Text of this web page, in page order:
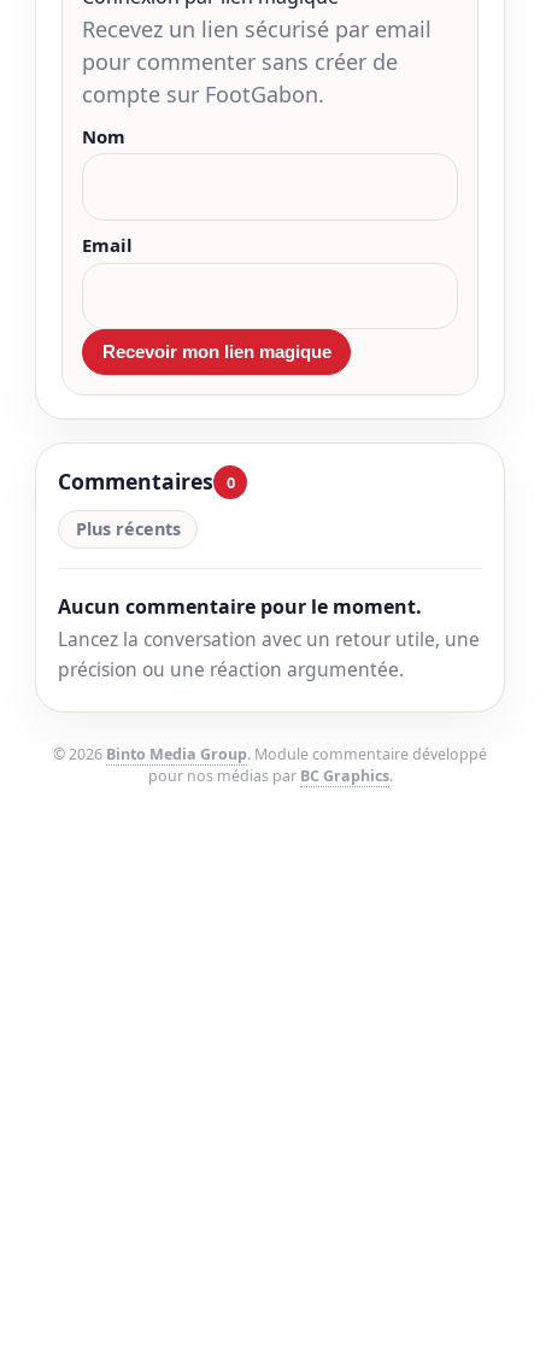
Recevez un lien sécurisé par email
pour commenter sans créer de
compte sur FootGabon.
Nom
Email
Commentaires 0
Plus récents
Aucun commentaire pour le moment.
Lancez la conversation avec un retour utile, une
précision ou une réaction argumentée.
© 2026 Binto Media Group. Module commentaire développé
pour nos médias par BC Graphics.